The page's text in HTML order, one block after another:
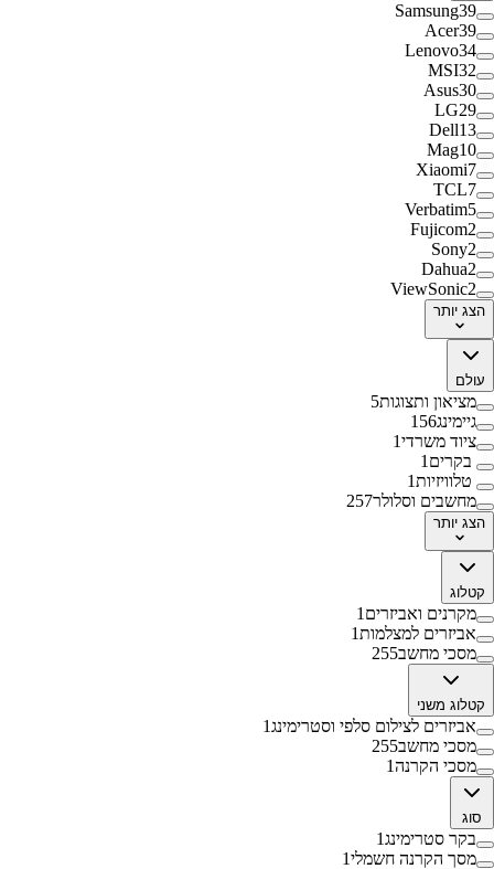
Samsung39
Acer39
Lenovo34
MSI32
Asus30
LG29
Dell13
Mag10
Xiaomi7
TCL7
Verbatim5
Fujicom2
Sony2
Dahua2
ViewSonic2
הצג יותר
עולם
מציאון ותצוגות5
גיימינג156
ציוד משרדי1
בקרים 1
טלוויזיות1
מחשבים וסלולר257
הצג יותר
קטלוג
מקרנים ואביזרים 1
אביזרים למצלמות1
מסכי מחשב255
קטלוג משני
אביזרים לצילום סלפי וסטרימינג1
מסכי מחשב255
מסכי הקרנה1
סוג
בקר סטרימינג1
מסך הקרנה חשמלי1